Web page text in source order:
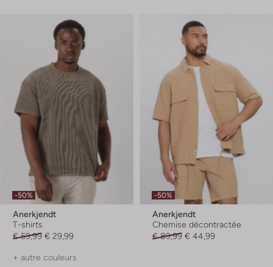
-50%
Anerkjendt
T-shirts
€ 59,99 € 29,99
+ autre couleurs
-50%
Anerkjendt
Chemise décontractée
€ 89,99 € 44,99